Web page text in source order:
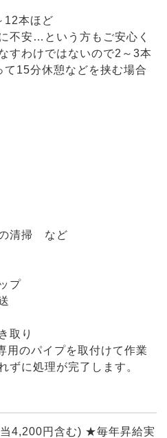
12本ほど
不安…という方もご安心く
すわけではないので2～3本
15分休憩などを挟む場合
清掃 など
プ
取り
用のパイプを取付けて作業
ずに処理が完了します。
4,200円含む) ★毎年昇給実